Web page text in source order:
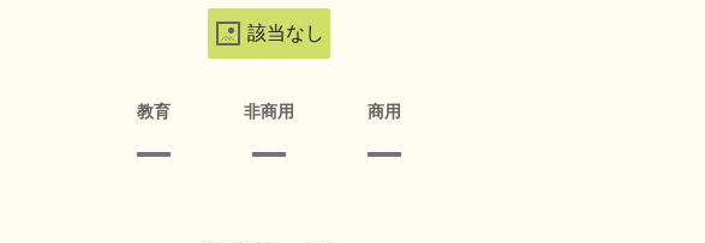
該当なし
教育 非商用 商用